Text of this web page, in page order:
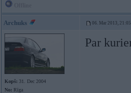
Archuks 06. Mar 2013, 21:05
Kopš: 31. Dec 2004
No: Rīga
Par